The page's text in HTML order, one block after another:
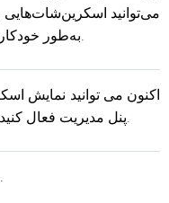
می‌توانید اسکرین‌شات‌هایی را
به‌طور خودکار برای مطابقت با تنظیمات تغییر می‌کند.
اکنون می توانید نمایش
پنل مدیریت فعال کنید. تنظیمات شخصی مدیر را بررسی کنید.
حفاظت ضد هات لینک بهبود یافته است.